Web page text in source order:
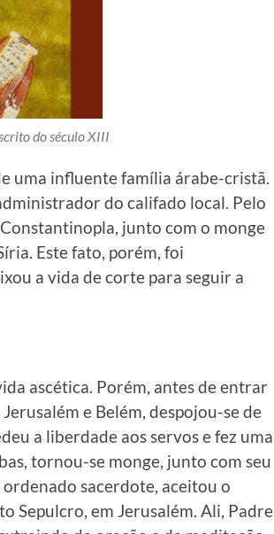
do século XIII
uma influente família árabe-cristã.
do califado local. Pelo
junto com o monge
Este fato, porém, foi
a vida de corte para seguir a
ascética. Porém, antes de entrar
e Belém, despojou-se de
a liberdade aos servos e fez uma
tornou-se monge, junto com seu
sacerdote, aceitou o
Sepulcro, em Jerusalém. Ali, Padre